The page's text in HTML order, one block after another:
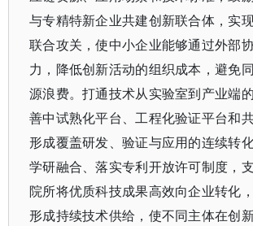
与专精特新企业共建创新联合体，实
联合攻关，使中小企业能够通过外部
力，降低创新活动的组织成本，避免
源浪费。打通技术从实验室到产业端
善中试熟化平台、工程化验证平台和
形成覆盖研发、验证与应用的连续转
学研融合、落实专利开放许可制度，
院所将优质科技成果高效向企业转化
形成持续技术供给，使不同主体在创